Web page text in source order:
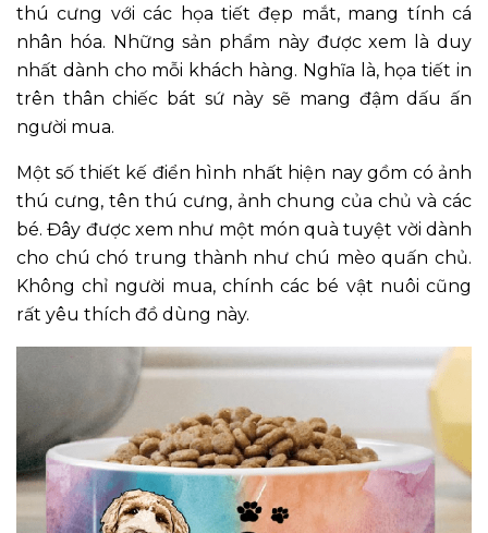
thú cưng với các họa tiết đẹp mắt, mang tính cá
nhân hóa. Những sản phẩm này được xem là duy
nhất dành cho mỗi khách hàng. Nghĩa là, họa tiết in
trên thân chiếc bát sứ này sẽ mang đậm dấu ấn
người mua.
Một số thiết kế điển hình nhất hiện nay gồm có ảnh
thú cưng, tên thú cưng, ảnh chung của chủ và các
bé. Đây được xem như một món quà tuyệt vời dành
cho chú chó trung thành như chú mèo quấn chủ.
Không chỉ người mua, chính các bé vật nuôi cũng
rất yêu thích đồ dùng này.